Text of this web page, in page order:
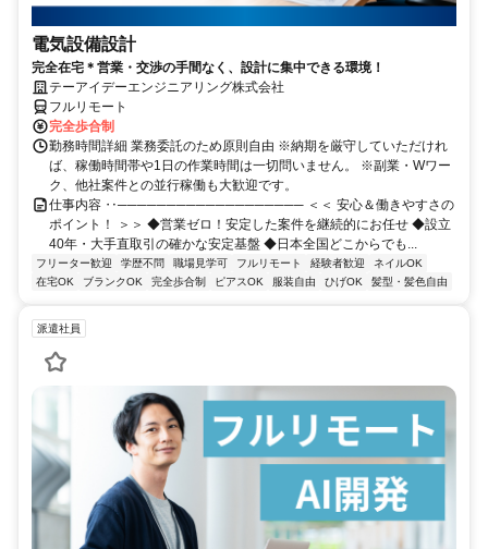
電気設備設計
完全在宅＊営業・交渉の手間なく、設計に集中できる環境！
テーアイデーエンジニアリング株式会社
フルリモート
完全歩合制
勤務時間詳細 業務委託のため原則自由 ※納期を厳守していただけれ
ば、稼働時間帯や1日の作業時間は一切問いません。 ※副業・Wワー
ク、他社案件との並行稼働も大歓迎です。
仕事内容 ‥─────────────────── ＜＜ 安心＆働きやすさの
ポイント！ ＞＞ ◆営業ゼロ！安定した案件を継続的にお任せ ◆設立
40年・大手直取引の確かな安定基盤 ◆日本全国どこからでも...
フリーター歓迎 学歴不問 職場見学可 フルリモート 経験者歓迎
ネイルOK
在宅OK
ブランクOK 完全歩合制 ピアスOK 服装自由 ひげOK 髪型・髪色自由
派遣社員